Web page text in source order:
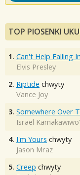
TOP PIOSENKI
1. Can't Help Falling
Elvis Presley
2. Riptide chwyty
Vance Joy
3. Somewhere Over
Israel
4. I'm Yours chwyty
Jason Mraz
5. Creep chwyty